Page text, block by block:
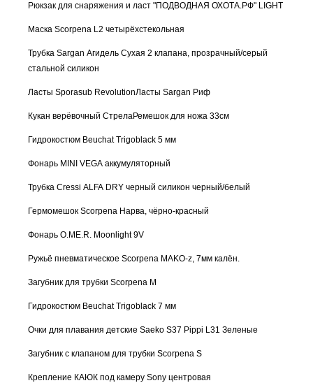
Рюкзак для снаряжения и ласт "ПОДВОДНАЯ ОХОТА.РФ" LIGHT
Маска Scorpena L2 четырёхстекольная
Трубка Sargan Агидель Сухая 2 клапана, прозрачный/серый
стальной силикон
Ласты Sporasub RevolutionЛасты Sargan Риф
Кукан верёвочный СтрелаРемешок для ножа 33см
Гидрокостюм Beuchat Trigoblack 5 мм
Фонарь MINI VEGA аккумуляторный
Трубка Cressi ALFA DRY черный силикон черный/белый
Гермомешок Scorpena Нарва, чёрно-красный
Фонарь O.ME.R. Moonlight 9V
Ружьё пневматическое Scorpena MAKO-z, 7мм калён.
Загубник для трубки Scorpena M
Гидрокостюм Beuchat Trigoblack 7 мм
Очки для плавания детские Saeko S37 Pippi L31 Зеленые
Загубник с клапаном для трубки Scorpena S
Крепление КАЮК под камеру Sony центровая